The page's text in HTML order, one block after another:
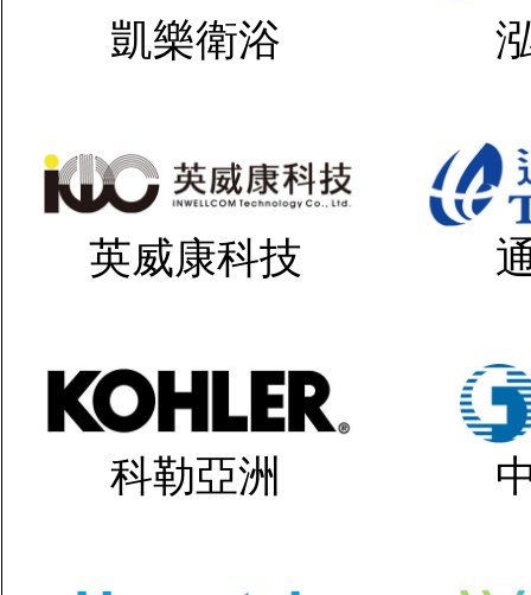
凱樂衛浴
英威康科技
科勒亞洲